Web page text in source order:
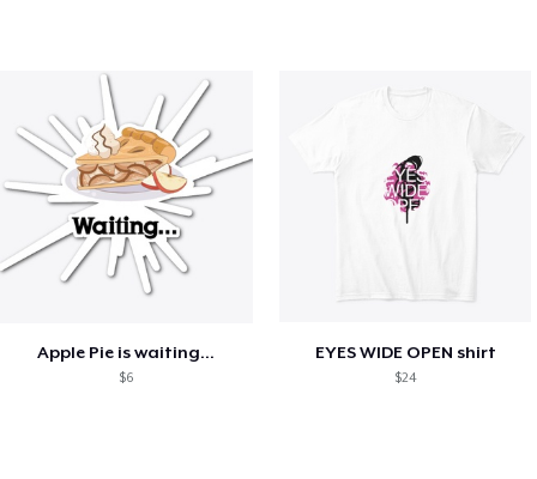
Apple Pie is waiting...
$6
EYES WIDE OPEN shirt
$24